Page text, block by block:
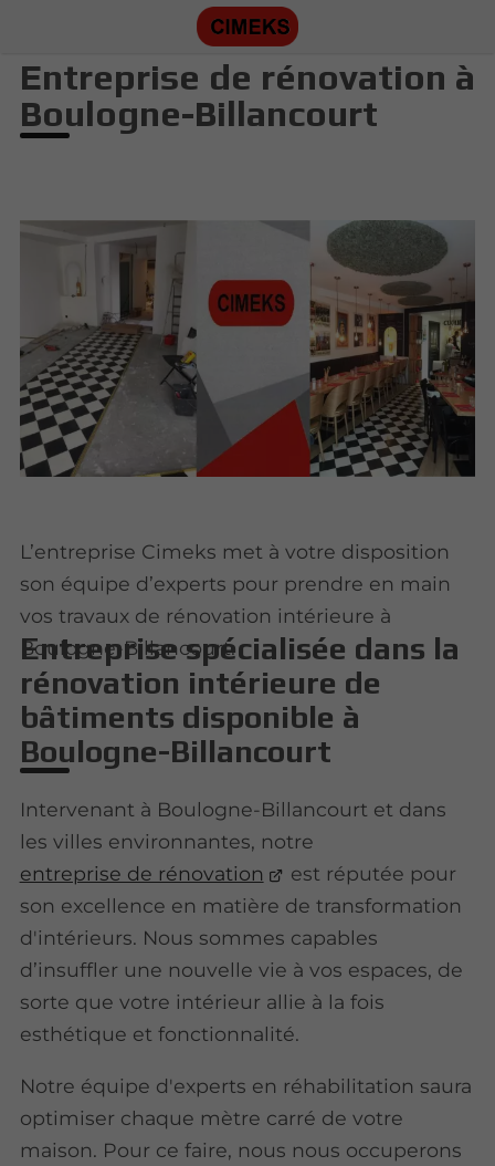
Entreprise de rénovation à
Boulogne-Billancourt
L’entreprise Cimeks met à votre disposition
son équipe d’experts pour prendre en main
vos travaux de rénovation intérieure à
Boulogne-Billancourt.
Entreprise spécialisée dans la
rénovation intérieure de
bâtiments disponible à
Boulogne-Billancourt
Intervenant à Boulogne-Billancourt et dans
les villes environnantes, notre
entreprise de rénovation
est réputée pour
son excellence en matière de transformation
d'intérieurs. Nous sommes capables
d’insuffler une nouvelle vie à vos espaces, de
sorte que votre intérieur allie à la fois
esthétique et fonctionnalité.
Notre équipe d'experts en réhabilitation saura
optimiser chaque mètre carré de votre
maison. Pour ce faire, nous nous occuperons